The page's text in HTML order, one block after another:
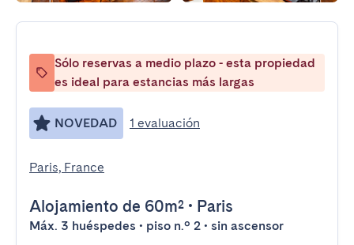
Sólo reservas a medio plazo - esta propiedad
es ideal para estancias más largas
NOVEDAD 1 evaluación
Paris, France
Alojamiento de 60m² • Paris
Máx. 3 huéspedes • piso n.º 2 • sin ascensor